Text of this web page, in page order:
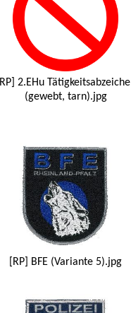
[RP] 2.EHu
(gewebt, tarn).jpg
[RP] BFE (Variante 5).jpg